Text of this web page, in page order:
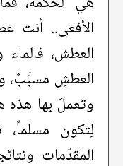
الأفعى.. أنت
العطش،
العطشِ مسبَّبٌ،
وتعملَ بها هذه
لِتكون
المقدّمات